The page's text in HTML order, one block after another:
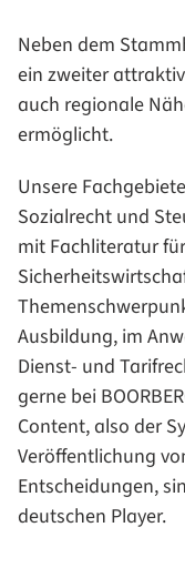
Neben dem
ein zweiter
auch regionale
ermöglicht.
Unsere
Sozialrecht und
mit Fachliteratur
Ausbildung, im
Dienst- und
gerne bei
Content, also der
Veröffentlichung
Entscheidungen,
deutschen Player.